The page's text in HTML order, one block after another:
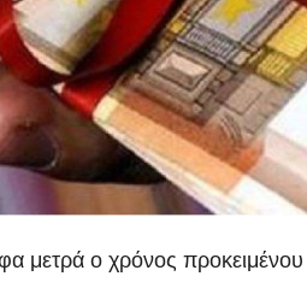
μετρά ο χρόνος